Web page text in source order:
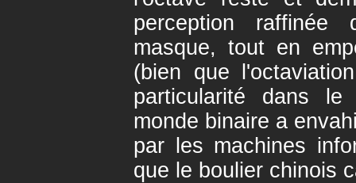
perception raffinée
masque, tout en
(bien que
particularité dans
monde binaire a
par les machines
que le boulier chinois